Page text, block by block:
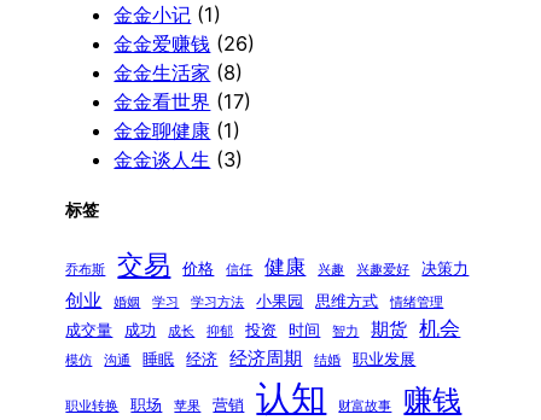
金金小记 (1)
金金爱赚钱 (26)
金金生活家 (8)
金金看世界 (17)
金金聊健康 (1)
金金谈人生 (3)
标签
乔布斯 交易 价格 信任 健康 兴趣 兴趣爱好 决策力
创业 婚姻 学习 学习方法 小果园 思维方式 情绪管理
成交量 成功 成长 抑郁 投资 时间 智力 期货 机会
模仿 沟通 睡眠 经济 经济周期 结婚 职业发展
职业转换 职场 苹果 营销 认知 财富故事 赚钱